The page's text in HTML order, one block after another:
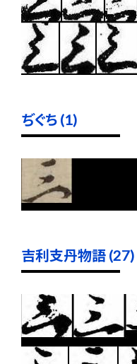
ぢぐち (1)
吉利支丹物語 (27)